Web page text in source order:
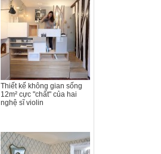
Thiết kế không gian sống
12m² cực "chất" của hai
nghệ sĩ violin